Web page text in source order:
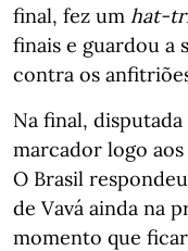
final, fez um hat-
finais e guardou a
contra os
Na final,
marcador logo
O Brasil
de Vavá ainda na
momento que